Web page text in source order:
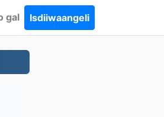
gal Isdiiwaangeli